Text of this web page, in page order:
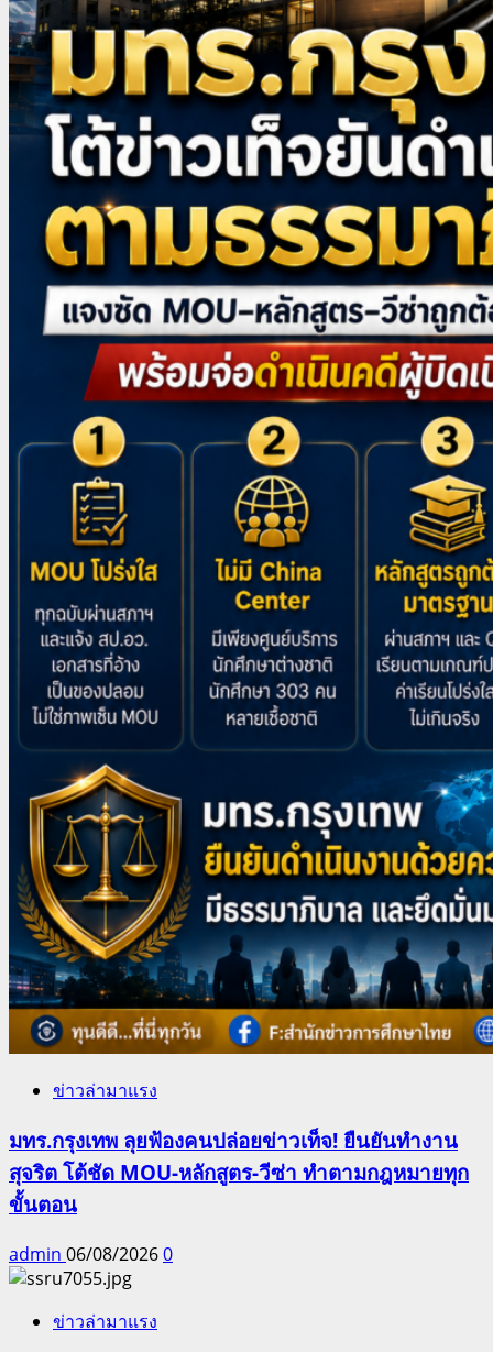
ข่าวล่ามาแรง
มทร.กรุงเทพ ลุยฟ้องคนปล่อยข่าวเท็จ! ยืนยันทำงาน
สุจริต โต้ชัด MOU-หลักสูตร-วีซ่า ทำตามกฎหมายทุก
ขั้นตอน
admin 06/08/20260
ข่าวล่ามาแรง